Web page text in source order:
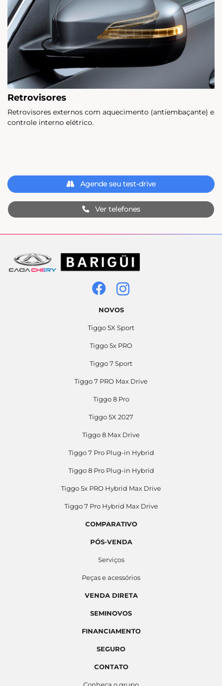
Retrovisores
Retrovisores externos com aquecimento (antiembaçante) e
controle interno elétrico.
Ver telefones
Agende seu test-drive
NOVOS
Tiggo 5X Sport
Tiggo 5x PRO
Tiggo 7 Sport
Tiggo 7 PRO Max Drive
Tiggo 8 Pro
Tiggo 5X 2027
Tiggo 8 Max Drive
Tiggo 7 Pro Plug-in Hybrid
Tiggo 8 Pro Plug-in Hybrid
Tiggo 5x PRO Hybrid Max Drive
Tiggo 7 Pro Hybrid Max Drive
COMPARATIVO
PÓS-VENDA
Serviços
Peças e acessórios
VENDA DIRETA
SEMINOVOS
FINANCIAMENTO
SEGURO
CONTATO